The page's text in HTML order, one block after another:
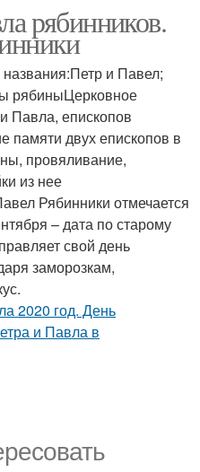
рябинников.
названия:Петр и Павел;
рябиныЦерковное
Павла, епископов
памяти двух епископов в
провяливание,
из нее
Рябинники отмечается
– дата по старому
свой день
заморозкам,